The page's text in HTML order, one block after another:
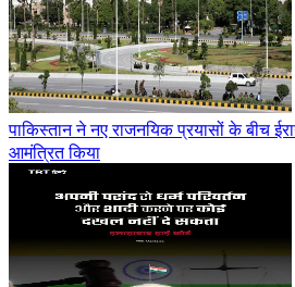
पाकिस्तान ने नए राजनयिक प्रयासों के बीच
आमंत्रित किया